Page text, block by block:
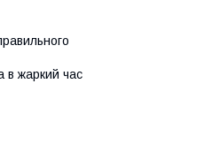
в жаркий час